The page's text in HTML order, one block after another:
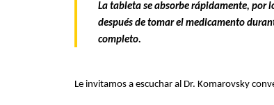
La tableta se absorbe rápidamente, por
después de tomar el medicamento
completo.
Le invitamos a escuchar al Dr. Komarovsky